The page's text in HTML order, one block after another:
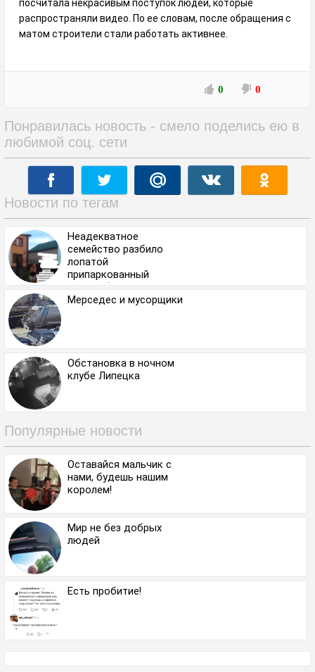
посчитала некрасивым поступок людей, которые
распространяли видео. По ее словам, после обращения с
матом строители стали работать активнее.
0 0
Понравилась новость - смело поделись ею в
любимой соц. сети
Новости по тегам
Неадекватное
семейство разбило
лопатой
припаркованный
автомобиль
Мерседес и мусорщики
Обстановка в ночном
клубе Липецка
Популярные новости
Оставайся мальчик с
нами, будешь нашим
королем!
Мир не без добрых
людей
Есть пробитие!